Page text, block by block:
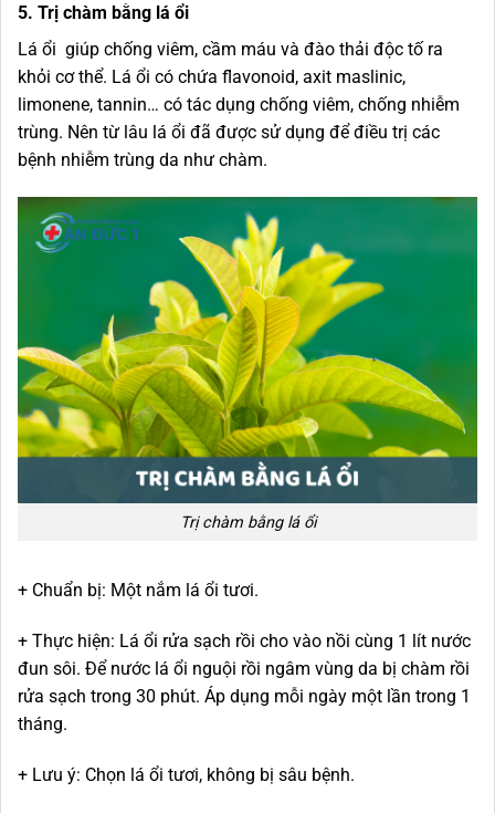
5. Trị chàm bằng lá ổi
Lá ổi giúp chống viêm, cầm máu và đào thải độc tố ra
khỏi cơ thể. Lá ổi có chứa flavonoid, axit maslinic,
limonene, tannin… có tác dụng chống viêm, chống nhiễm
trùng. Nên từ lâu lá ổi đã được sử dụng để điều trị các
bệnh nhiễm trùng da như chàm.
Trị chàm bằng lá ổi
+ Chuẩn bị: Một nắm lá ổi tươi.
+ Thực hiện: Lá ổi rửa sạch rồi cho vào nồi cùng 1 lít nước
đun sôi. Để nước lá ổi nguội rồi ngâm vùng da bị chàm rồi
rửa sạch trong 30 phút. Áp dụng mỗi ngày một lần trong 1
tháng.
+ Lưu ý: Chọn lá ổi tươi, không bị sâu bệnh.